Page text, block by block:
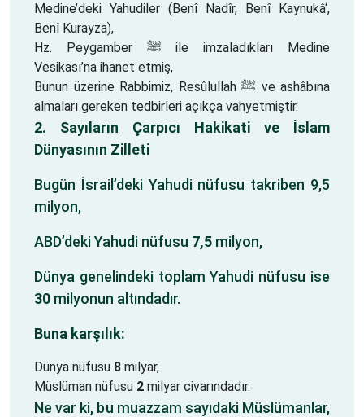
Medine’deki Yahudiler (Benî Nadîr, Benî Kaynukâ‘,
Benî Kurayza),
Hz. Peygamber ﷺ ile imzaladıkları Medine
Vesikası’na ihanet etmiş,
Bunun üzerine Rabbimiz, Resûlullah ﷺ ve ashâbına
almaları gereken tedbirleri açıkça vahyetmiştir.
2. Sayıların Çarpıcı Hakikati ve İslam
Dünyasının Zilleti
Bugün İsrail’deki Yahudi nüfusu takriben 9,5
milyon,
ABD’deki Yahudi nüfusu 7,5 milyon,
Dünya genelindeki toplam Yahudi nüfusu ise
30 milyonun altındadır.
Buna karşılık:
Dünya nüfusu 8 milyar,
Müslüman nüfusu 2 milyar civarındadır.
Ne var ki, bu muazzam sayıdaki Müslümanlar,